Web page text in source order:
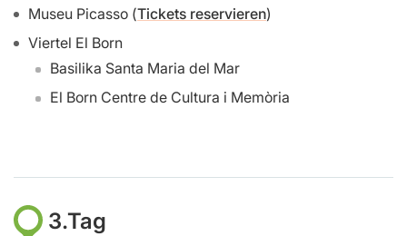
Museu Picasso (Tickets reservieren)
Viertel El Born
Basilika Santa Maria del Mar
El Born Centre de Cultura i Memòria
3.Tag